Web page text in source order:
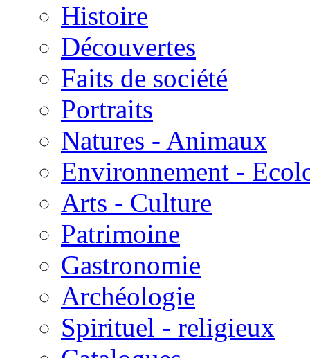
Histoire
Découvertes
Faits de société
Portraits
Natures - Animaux
Environnement -
Arts - Culture
Patrimoine
Gastronomie
Archéologie
Spirituel - religieux